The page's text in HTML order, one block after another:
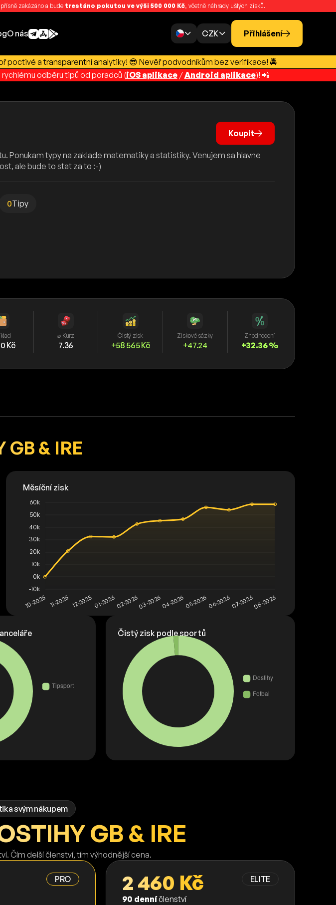
zakázáno a bude trestáno pokutou ve výši 500 000 Kč, včetně náhrady ušlých zisků.
O nás CZK Přihlášení
a transparentní analytiky! 😎 Nevěř podvodníkům bez verifikace! 🚔
odběru tipů od poradců (iOS aplikace/Android aplikace)! 📲
Koupit
Ponukam typy na zaklade matematiky a statistiky. Venujem sa hlavne
ale bude to stat za to :-)
0Tipy
Kč
⌀ Kurz
7.36
Čistý zisk
+58 565 Kč
Ziskové sázky
+47.24
Zhodnocení
+32.36 %
GB & IRE
Čistý zisk podle sportů
svým nákupem
GB & IRE
Čím delší členství, tím výhodnější cena.
PRO ELITE
2 460 Kč
90 denníčlenství